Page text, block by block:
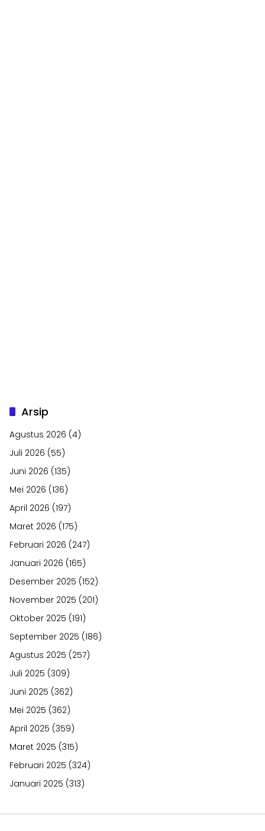
Arsip
Agustus 2026 (4)
Juli 2026 (55)
Juni 2026 (135)
Mei 2026 (136)
April 2026 (197)
Maret 2026 (175)
Februari 2026 (247)
Januari 2026 (165)
Desember 2025 (152)
November 2025 (201)
Oktober 2025 (191)
September 2025 (186)
Agustus 2025 (257)
Juli 2025 (309)
Juni 2025 (362)
Mei 2025 (362)
April 2025 (359)
Maret 2025 (315)
Februari 2025 (324)
Januari 2025 (313)